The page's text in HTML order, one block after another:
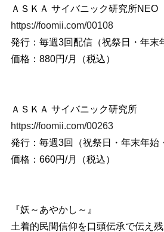
ＡＳＫＡ サイバニック研究所NEO
https://foomii.com/00108
発行：毎週3回配信（祝祭日・年末
価格：880円/月（税込）
ＡＳＫＡ サイバニック研究所
https://foomii.com/00263
発行：毎週3回（祝祭日・年末年始
価格：660円/月（税込）
『妖～あやかし～』
土着的民間信仰を口頭伝承で伝え